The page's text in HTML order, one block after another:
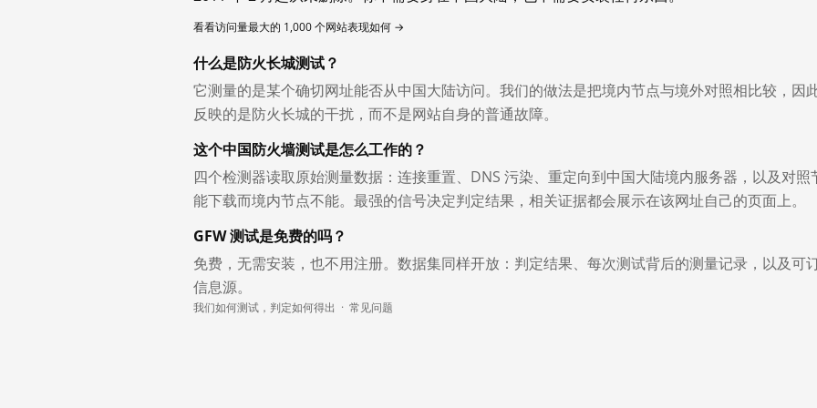
看看访问量最大的 1,000 个网站表现如何 →
什么是防火长城测试？
它测量的是某个确切网址能否从中国大陆访问。我们的做法是把境内节点与境外对照相比较，因
反映的是防火长城的干扰，而不是网站自身的普通故障。
这个中国防火墙测试是怎么工作的？
四个检测器读取原始测量数据：连接重置、DNS 污染、重定向到中国大陆境内服务器，以及对照
能下载而境内节点不能。最强的信号决定判定结果，相关证据都会展示在该网址自己的页面上。
GFW 测试是免费的吗？
免费，无需安装，也不用注册。数据集同样开放：判定结果、每次测试背后的测量记录，以及可
信息源。
我们如何测试，判定如何得出 · 常见问题